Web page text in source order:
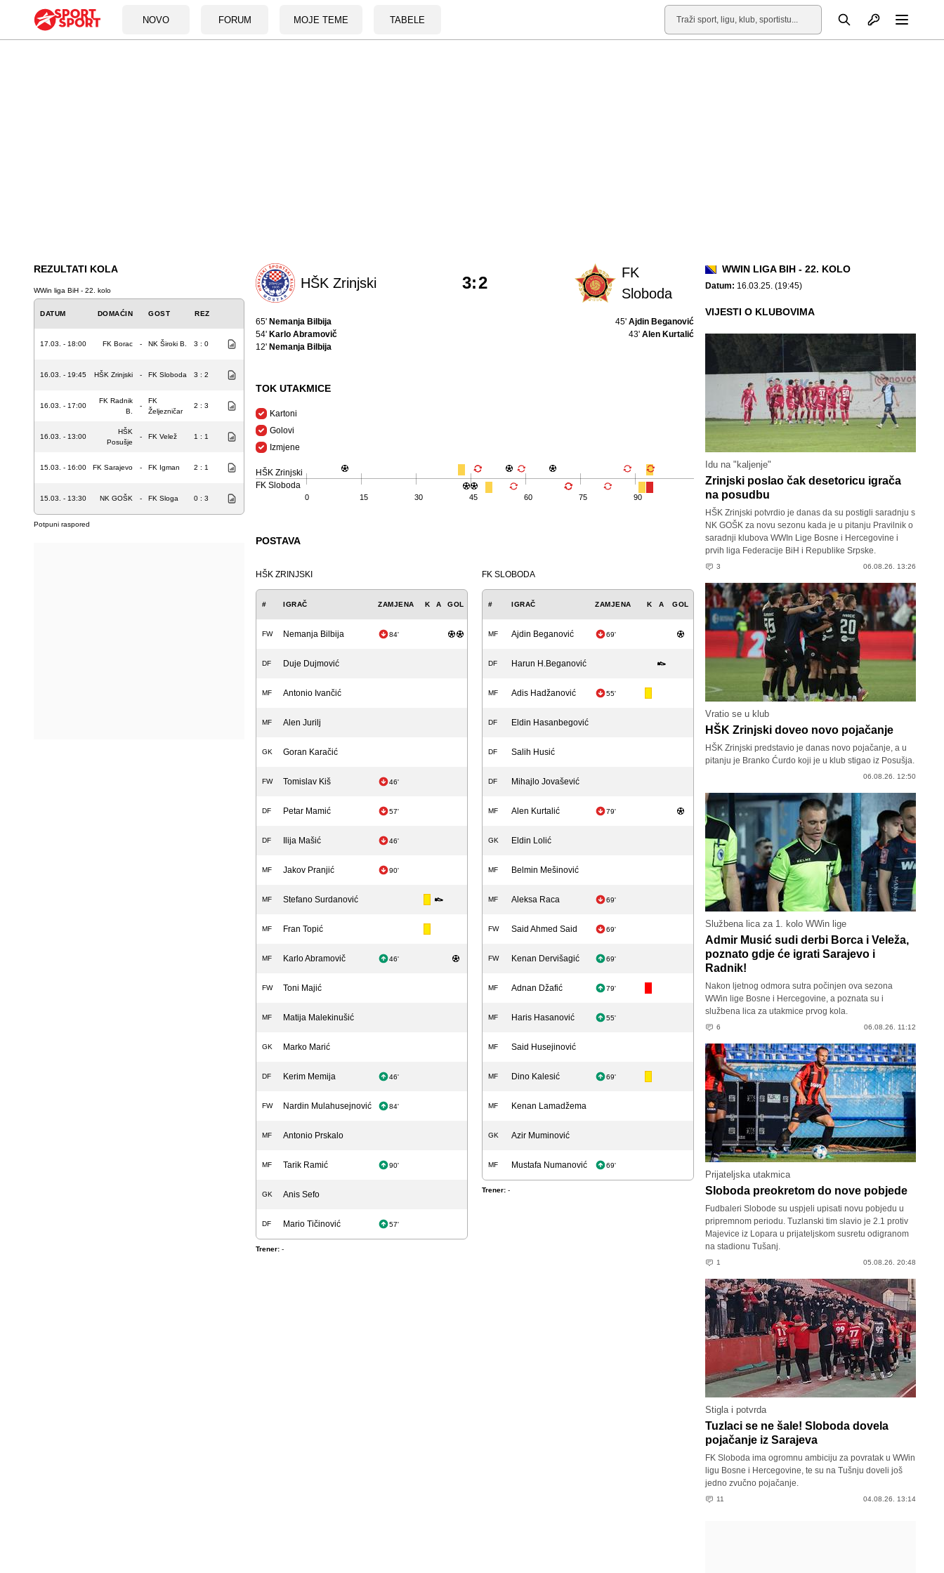
NOVO FORUM MOJE TEME TABELE
Pretraga Otvori profil
REZULTATI KOLA
WWin liga BiH - 22. kolo
DATUM DOMAĆIN GOST REZ
17.03. - 18:00 FK Borac - NK Široki B. 3 : 0
16.03. - 19:45 HŠK Zrinjski - FK Sloboda 3 : 2
16.03. - 17:00
FK Radnik
B.
-
FK
Željezničar
2 : 3
16.03. - 13:00
HŠK
Posušje
- FK Velež 1 : 1
15.03. - 16:00 FK Sarajevo - FK Igman 2 : 1
15.03. - 13:30 NK GOŠK - FK Sloga 0 : 3
Potpuni raspored
HŠK Zrinjski
FK
Sloboda
3:2
65' Nemanja Bilbija
54' Karlo Abramovič
12' Nemanja Bilbija
45' Ajdin Beganović
43' Alen Kurtalić
TOK UTAKMICE
Kartoni
Golovi
Izmjene
HŠK Zrinjski
FK Sloboda
0 15 30 45 60 75 90
POSTAVA
HŠK ZRINJSKI
# IGRAČ ZAMJENA K A GOL
FW Nemanja Bilbija 84'
DF Duje Dujmović
MF Antonio Ivančić
MF Alen Jurilj
GK Goran Karačić
FW Tomislav Kiš 46'
DF Petar Mamić 57'
DF Ilija Mašić 46'
MF Jakov Pranjić 90'
MF Stefano Surdanović
MF Fran Topić
MF Karlo Abramovič 46'
FW Toni Majić
MF Matija Malekinušić
GK Marko Marić
DF Kerim Memija 46'
FW Nardin Mulahusejnović 84'
MF Antonio Prskalo
MF Tarik Ramić 90'
GK Anis Sefo
DF Mario Tičinović 57'
Trener: -
FK SLOBODA
# IGRAČ ZAMJENA K A GOL
MF Ajdin Beganović 69'
DF Harun H.Beganović
MF Adis Hadžanović 55'
DF Eldin Hasanbegović
DF Salih Husić
DF Mihajlo Jovašević
MF Alen Kurtalić 79'
GK Eldin Lolić
MF Belmin Mešinović
MF Aleksa Raca 69'
FW Said Ahmed Said 69'
FW Kenan Dervišagić 69'
MF Adnan Džafić 79'
MF Haris Hasanović 55'
MF Said Husejinović
MF Dino Kalesić 69'
MF Kenan Lamadžema
GK Azir Muminović
MF Mustafa Numanović 69'
Trener: -
WWIN LIGA BIH - 22. KOLO
Datum: 16.03.25. (19:45)
VIJESTI O KLUBOVIMA
Idu na "kaljenje"
Zrinjski poslao čak desetoricu igrača
na posudbu
HŠK Zrinjski potvrdio je danas da su postigli saradnju s
NK GOŠK za novu sezonu kada je u pitanju Pravilnik o
saradnji klubova WWIn Lige Bosne i Hercegovine i
prvih liga Federacije BiH i Republike Srpske.
3 06.08.26. 13:26
Vratio se u klub
HŠK Zrinjski doveo novo pojačanje
HŠK Zrinjski predstavio je danas novo pojačanje, a u
pitanju je Branko Ćurdo koji je u klub stigao iz Posušja.
06.08.26. 12:50
Službena lica za 1. kolo WWin lige
Admir Musić sudi derbi Borca i Veleža,
poznato gdje će igrati Sarajevo i
Radnik!
Nakon ljetnog odmora sutra počinjen ova sezona
WWin lige Bosne i Hercegovine, a poznata su i
službena lica za utakmice prvog kola.
6 06.08.26. 11:12
Prijateljska utakmica
Sloboda preokretom do nove pobjede
Fudbaleri Slobode su uspjeli upisati novu pobjedu u
pripremnom periodu. Tuzlanski tim slavio je 2.1 protiv
Majevice iz Lopara u prijateljskom susretu odigranom
na stadionu Tušanj.
1 05.08.26. 20:48
Stigla i potvrda
Tuzlaci se ne šale! Sloboda dovela
pojačanje iz Sarajeva
FK Sloboda ima ogromnu ambiciju za povratak u WWin
ligu Bosne i Hercegovine, te su na Tušnju doveli još
jedno zvučno pojačanje.
11 04.08.26. 13:14